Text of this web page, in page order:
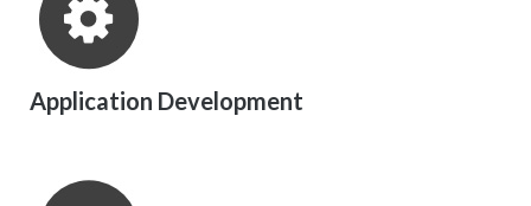
Application Development